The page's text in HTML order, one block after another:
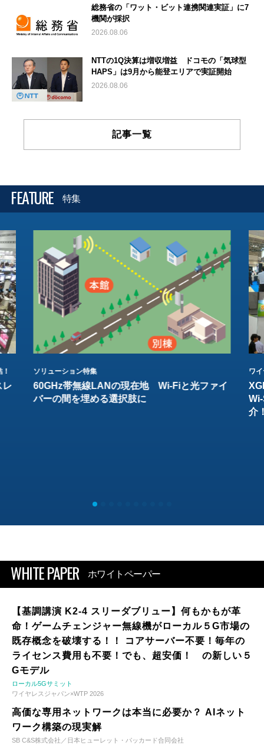
総務省の「ワット・ビット連携関連実証」に7
機関が採択
2026.08.06
NTTの1Q決算は増収増益 ドコモの「気球型
HAPS」は9月から能登エリアで実証開始
2026.08.06
記事一覧
FEATURE 特集
レ
ソリューション特集
60GHz帯無線LANの現在地 Wi-Fiと光ファイ
バーの間を埋める選択肢に
ワ
介
WHITE PAPER ホワイトペーパー
【基調講演 K2-4 スリーダブリュー】何もかもが革
命！ゲームチェンジャー無線機がローカル５G市場の
既存概念を破壊する！！ コアサーバー不要！毎年の
ライセンス費用も不要！でも、超安価！ の新しい５
Gモデル
ローカル5Gサミット
ワイヤレスジャパン×WTP 2026
高価な専用ネットワークは本当に必要か？ AIネット
ワーク構築の現実解
SB C&S株式会社／日本ヒューレット・パッカード合同会社